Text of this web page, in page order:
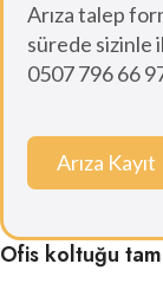
Arıza talep
sürede sizinle
0507 796 66
Arıza Kayıt
Ofis koltuğu